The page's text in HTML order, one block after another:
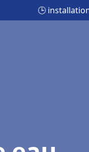
🕒